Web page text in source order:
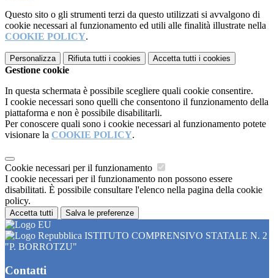
Questo sito o gli strumenti terzi da questo utilizzati si avvalgono di
cookie necessari al funzionamento ed utili alle finalità illustrate nella
COOKIE POLICY.
Personalizza Rifiuta tutti i cookies Accetta tutti i cookies
Gestione cookie
In questa schermata è possibile scegliere quali cookie consentire.
I cookie necessari sono quelli che consentono il funzionamento della
piattaforma e non è possibile disabilitarli.
Per conoscere quali sono i cookie necessari al funzionamento potete
visionare la COOKIE POLICY.
Cookie necessari per il funzionamento
I cookie necessari per il funzionamento non possono essere
disabilitati. È possibile consultare l'elenco nella pagina della cookie
policy.
Accetta tutti Salva le preferenze
ISTITUTO COMPRENSIVO STATALE N. 2
"P. BORROTZU"
Contatti